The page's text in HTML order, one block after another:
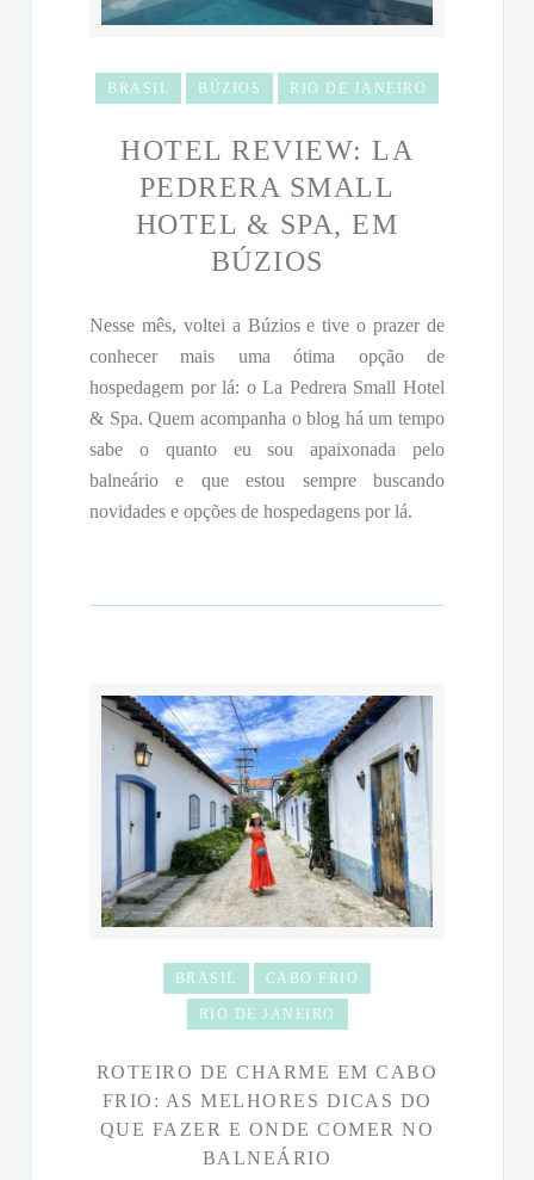
BRASIL BÚZIOS RIO DE JANEIRO
HOTEL REVIEW: LA
PEDRERA SMALL
HOTEL & SPA, EM
BÚZIOS
Nesse mês, voltei a Búzios e tive o prazer de
conhecer mais uma ótima opção de
hospedagem por lá: o La Pedrera Small Hotel
& Spa. Quem acompanha o blog há um tempo
sabe o quanto eu sou apaixonada pelo
balneário e que estou sempre buscando
novidades e opções de hospedagens por lá.
BRASIL CABO FRIO
RIO DE JANEIRO
ROTEIRO DE CHARME EM CABO
FRIO: AS MELHORES DICAS DO
QUE FAZER E ONDE COMER NO
BALNEÁRIO